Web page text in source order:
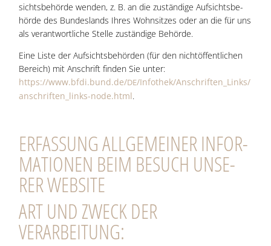
sichts­be­hör­de wen­den, z. B. an die zustän­di­ge Auf­sichts­be­
hör­de des Bun­des­lands Ihres Wohn­sit­zes oder an die für uns
als ver­ant­wort­li­che Stel­le zustän­di­ge Behörde.
Eine Lis­te der Auf­sichts­be­hör­den (für den nicht­öf­fent­li­chen
Bereich) mit Anschrift fin­den Sie unter:
https://www.bfdi.bund.de/DE/Infothek/Anschriften_Links/
anschriften_links-node.html.
ERFAS­SUNG ALL­GE­MEI­NER INFOR­
MA­TIO­NEN BEIM BESUCH UNSE­
RER WEBSITE
ART UND ZWECK DER
VERARBEITUNG: